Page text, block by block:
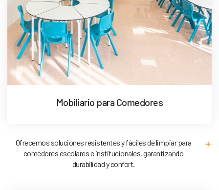
Mobiliario para Comedores
Ofrecemos soluciones resistentes y fáciles de limpiar para
comedores escolares e institucionales, garantizando
durabilidad y confort.